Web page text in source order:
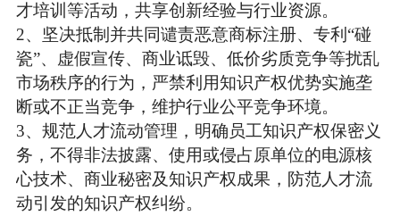
才培训等活动，共享创新经验与行业资源。
2、 坚决抵制并共同谴责恶意商标注册、专利 “碰
瓷”、虚假宣传、商业诋毁、低价劣质竞争等扰乱
市场秩序的行为，严禁利用知识产权优势实施垄
断或不正当竞争，维护行业公平竞争环境。​
3、 规范人才流动管理，明确员工知识产权保密义
务，不得非法披露、使用或侵占原单位的电源核
心技术、商业秘密及知识产权成果，防范人才流
动引发的知识产权纠纷。